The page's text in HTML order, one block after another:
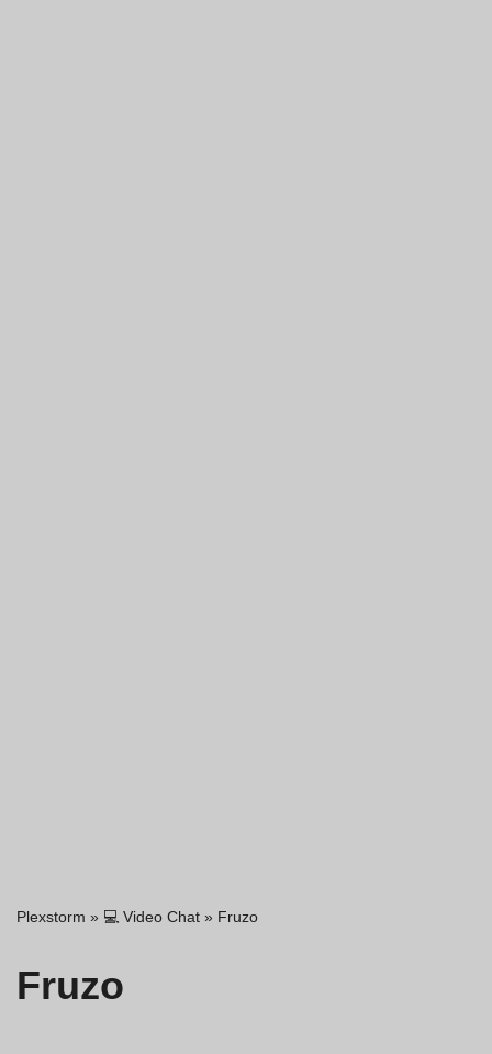
Plexstorm » 💻 Video Chat » Fruzo
Fruzo